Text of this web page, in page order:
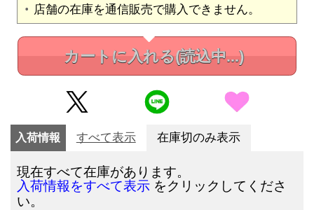
店舗の在庫を通信販売で購入できません。
カートに入れる(読込中...)
入荷情報 すべて表示 在庫切のみ表示
現在すべて在庫があります。
入荷情報をすべて表示 をクリックしてくださ
い。